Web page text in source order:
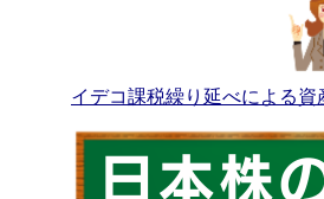
イデコ課税繰り延べによる資